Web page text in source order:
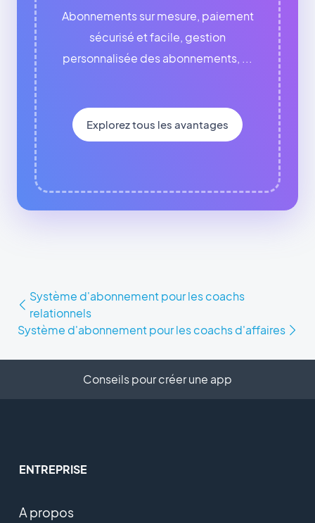
Abonnements sur mesure, paiement
sécurisé et facile, gestion
personnalisée des abonnements, ...
Explorez tous les avantages
Système d'abonnement pour les coachs
relationnels
Système d'abonnement pour les coachs d'affaires
Conseils pour créer une app
ENTREPRISE
A propos